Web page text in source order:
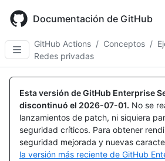
main
content
Documentación de GitHub
GitHub Actions / Conceptos /
Redes privadas
Esta versión de GitHub Enterprise
discontinuó el 2026-07-01. No se
lanzamientos de patch, ni siquiera
seguridad críticos. Para obtener
seguridad mejorada y nuevas
la versión más reciente de GitHub